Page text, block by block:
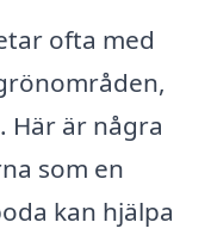
ofta med
Här är några
som en
kan hjälpa